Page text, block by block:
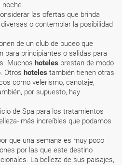
noche.
las ofertas que brinda
o contemplar la posibilidad
de un club de buceo que
para principiantes o salidas para
Muchos hoteles prestan de modo
Otros hoteles también tienen otras
como velerismo, canotaje,
por supuesto, hay
de Spa para los tratamientos
más increíbles que podamos
que una semana es muy poco
por las que este destino
La belleza de sus paisajes,